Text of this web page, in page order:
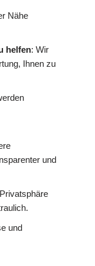
Nähe
helfen: Wir
Ihnen zu
und
und